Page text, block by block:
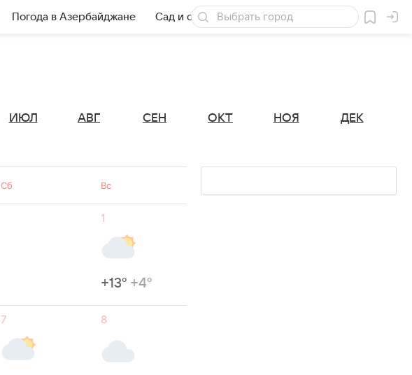
Погода в Азербайджане Сад и огород Товары для дачи
ИЮЛ АВГ СЕН ОКТ НОЯ ДЕК
Сб Вс
1
+13° +4°
7 8